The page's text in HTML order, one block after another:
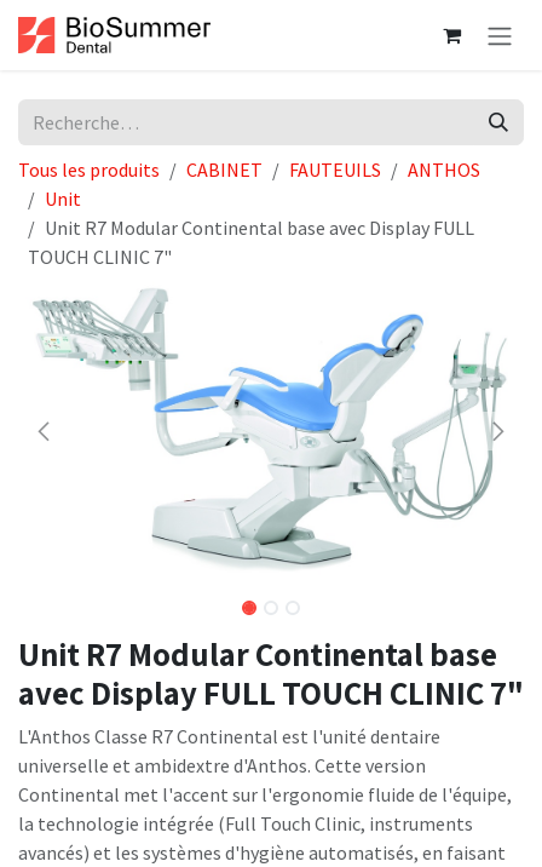
Se rendre au contenu
Tous les produits CABINET FAUTEUILS
ANTHOS
Unit
Unit R7 Modular Continental base avec Display FULL
TOUCH CLINIC 7"
Unit R7 Modular Continental base
avec Display FULL TOUCH CLINIC 7"
L'Anthos Classe R7 Continental est l'unité dentaire
universelle et ambidextre d'Anthos. Cette version
Continental met l'accent sur l'ergonomie fluide de l'équipe,
la technologie intégrée (Full Touch Clinic, instruments
avancés) et les systèmes d'hygiène automatisés, en faisant